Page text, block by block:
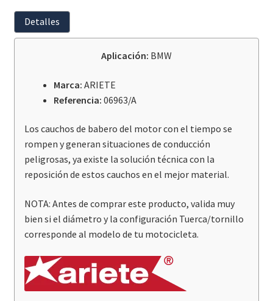
M8
Bmw
Detalles
Aplicación: BMW
Marca: ARIETE
Referencia: 06963/A
Los cauchos de babero del motor con el tiempo se
rompen y generan situaciones de conducción
peligrosas, ya existe la solución técnica con la
reposición de estos cauchos en el mejor material.
NOTA: Antes de comprar este producto, valida muy
bien si el diámetro y la configuración Tuerca/tornillo
corresponde al modelo de tu motocicleta.